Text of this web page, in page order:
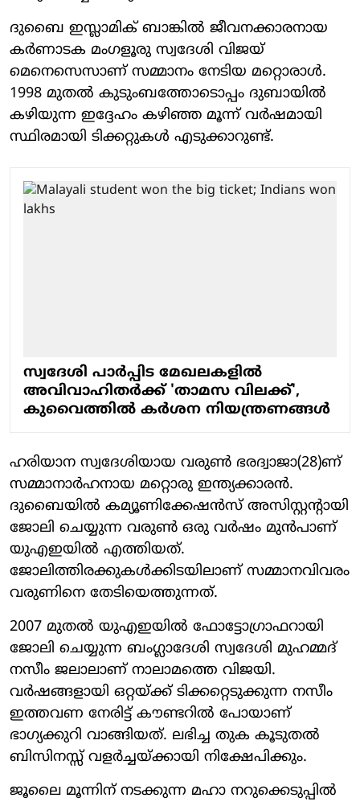
ദുബൈ ഇസ്ലാമിക് ബാങ്കില്‍ ജീവനക്കാരനായ
കര്‍ണാടക മംഗളൂരു സ്വദേശി വിജയ്
മെനെസെസാണ് സമ്മാനം നേടിയ മറ്റൊരാള്‍.
1998 മുതല്‍ കുടുംബത്തോടൊപ്പം ദുബായില്‍
കഴിയുന്ന ഇദ്ദേഹം കഴിഞ്ഞ മൂന്ന് വര്‍ഷമായി
സ്ഥിരമായി ടിക്കറ്റുകള്‍ എടുക്കാറുണ്ട്.
സ്വദേശി പാര്‍പ്പിട മേഖലകളില്‍
അവിവാഹിതര്‍ക്ക് 'താമസ വിലക്ക്',
കുവൈത്തില്‍ കര്‍ശന നിയന്ത്രണങ്ങള്‍
ഹരിയാന സ്വദേശിയായ വരുണ്‍ ഭരദ്വാജാ(28)ണ്
സമ്മാനാര്‍ഹനായ മറ്റൊരു ഇന്ത്യക്കാരന്‍.
ദുബൈയില്‍ കമ്യൂണിക്കേഷന്‍സ് അസിസ്റ്റന്റായി
ജോലി ചെയ്യുന്ന വരുണ്‍ ഒരു വര്‍ഷം മുന്‍പാണ്
യുഎഇയില്‍ എത്തിയത്.
ജോലിത്തിരക്കുകള്‍ക്കിടയിലാണ് സമ്മാനവിവരം
വരുണിനെ തേടിയെത്തുന്നത്.
2007 മുതല്‍ യുഎഇയില്‍ ഫോട്ടോഗ്രാഫറായി
ജോലി ചെയ്യുന്ന ബംഗ്ലാദേശി സ്വദേശി മുഹമ്മദ്
നസീം ജലാലാണ് നാലാമത്തെ വിജയി.
വര്‍ഷങ്ങളായി ഒറ്റയ്ക്ക് ടിക്കറ്റെടുക്കുന്ന നസീം
ഇത്തവണ നേരിട്ട് കൗണ്ടറില്‍ പോയാണ്
ഭാഗ്യക്കുറി വാങ്ങിയത്. ലഭിച്ച തുക കൂടുതല്‍
ബിസിനസ്സ് വളര്‍ച്ചയ്ക്കായി നിക്ഷേപിക്കും.
ജൂലൈ മൂന്നിന് നടക്കുന്ന മഹാ നറുക്കെടുപ്പില്‍